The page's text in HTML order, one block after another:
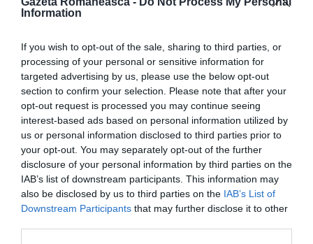
Information
If you wish to opt-out of the sale, sharing to third parties, or
processing of your personal or sensitive information for
targeted advertising by us, please use the below opt-out
section to confirm your selection. Please note that after your
opt-out request is processed you may continue seeing
interest-based ads based on personal information utilized by
us or personal information disclosed to third parties prior to
your opt-out. You may separately opt-out of the further
disclosure of your personal information by third parties on the
IAB’s list of downstream participants. This information may
also be disclosed by us to third parties on the IAB’s List of
Downstream Participants that may further disclose it to other
reacția de a-mi ridica mâinile la cap, căci
dumnezeiesc.E realizat însă de mâna omului, mai
precis de către arhitectul şi sculptorulDionisio
Lazzari, între 1672 şi 1691
inițial pentru o altă
biserică. Decorațiile în bronz aurit și cu încrustații din
agat, jasp, lapis lazuli, amestiste şi onix, sunt
încântătoare. Altarul a fost protejat de bombele din
1943 cu saci de nisip care îl acopereau în întregime.
Ieşind din palat, vezi grădinile, ce comunică cu